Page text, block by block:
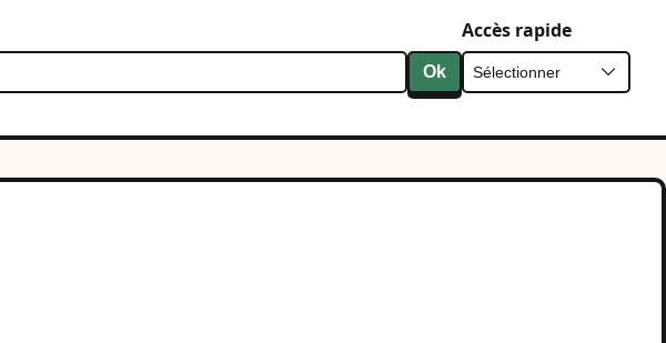
Ok
Accès rapide